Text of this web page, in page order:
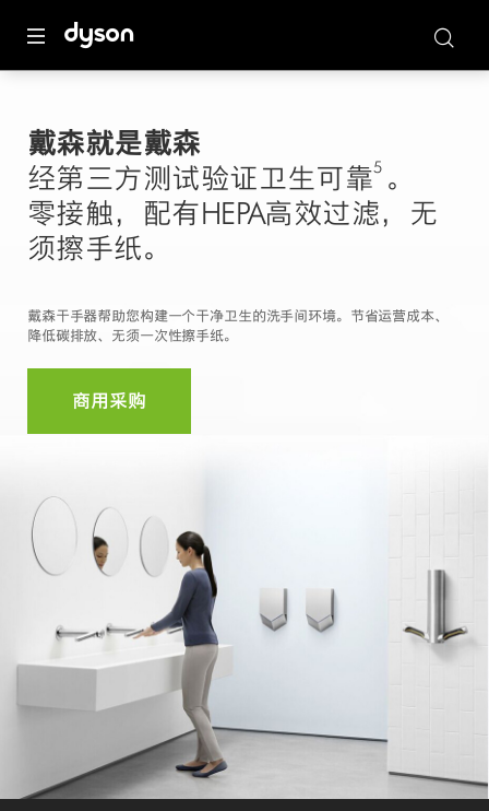
戴森就是戴森
经第三方测试验证卫生可靠5 。
零接触，配有HEPA高效过滤，无
须擦手纸。
戴森干手器帮助您构建一个干净卫生的洗手间环境。节省运营成本、
降低碳排放、无须一次性擦手纸。
商用采购